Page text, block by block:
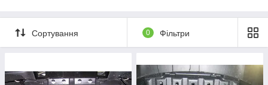
Ѕѕапд Yong Rexton 2011- 2,7 – 1300 грн.
Ѕѕапд Yong Korando 1997-2006 V-2.9 D – 990 грн.
Сортування 0 Фільтри